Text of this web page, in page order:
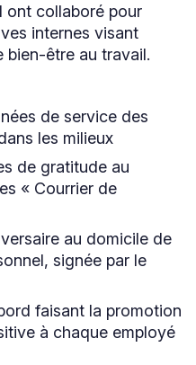
ont collaboré pour
internes visant
bien-être au travail.
de service des
les milieux
de gratitude au
« Courrier de
au domicile de
signée par le
faisant la promotion
à chaque employé